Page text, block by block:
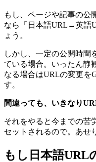
もし、ページや記事の公
なら「日本語URL→英語
ょう。
しかし、一定の公開時間
ている場合。いったん静
なる場合はURLの変更を
す。
間違っても、いきなり
それをやると今までの苦
セットされるので。あせ
もし日本語URL